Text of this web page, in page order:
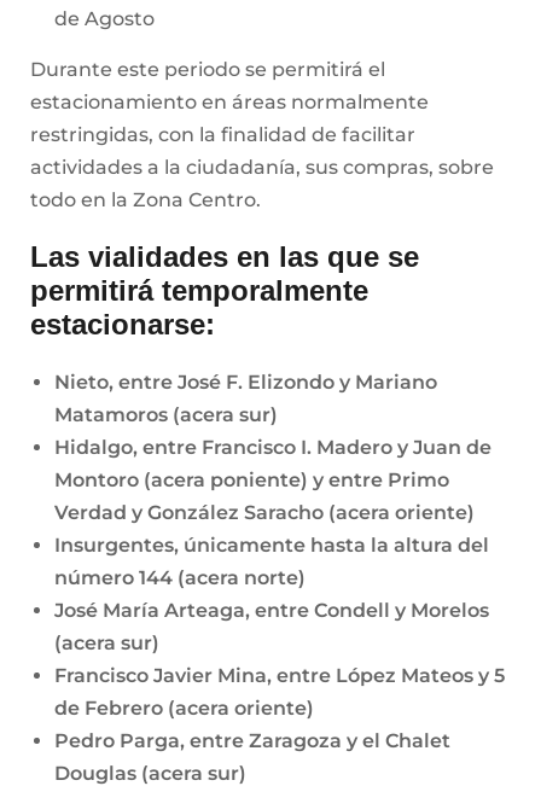
de Agosto
Durante este periodo se permitirá el
estacionamiento en áreas normalmente
restringidas, con la finalidad de facilitar
actividades a la ciudadanía, sus compras, sobre
todo en la Zona Centro.
Las vialidades en las que se
permitirá temporalmente
estacionarse:
Nieto, entre José F. Elizondo y Mariano
Matamoros (acera sur)
Hidalgo, entre Francisco I. Madero y Juan de
Montoro (acera poniente) y entre Primo
Verdad y González Saracho (acera oriente)
Insurgentes, únicamente hasta la altura del
número 144 (acera norte)
José María Arteaga, entre Condell y Morelos
(acera sur)
Francisco Javier Mina, entre López Mateos y 5
de Febrero (acera oriente)
Pedro Parga, entre Zaragoza y el Chalet
Douglas (acera sur)